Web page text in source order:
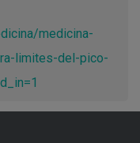
medicina-
limites-del-pico-